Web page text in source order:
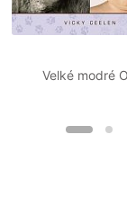
Velké modré